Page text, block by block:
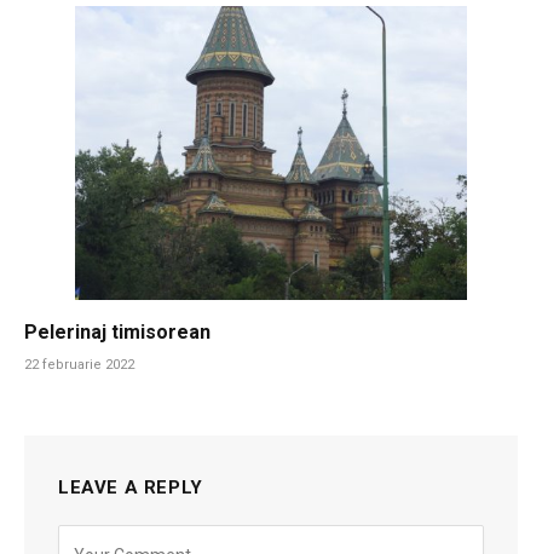
Pelerinaj timisorean
22 februarie 2022
LEAVE A REPLY